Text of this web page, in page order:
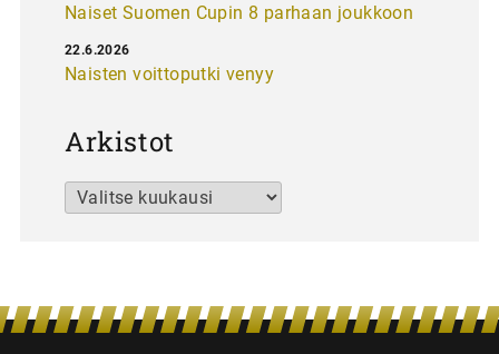
Naiset Suomen Cupin 8 parhaan joukkoon
Naisten voittoputki venyy
22.6.2026
Arkistot
Arkistot